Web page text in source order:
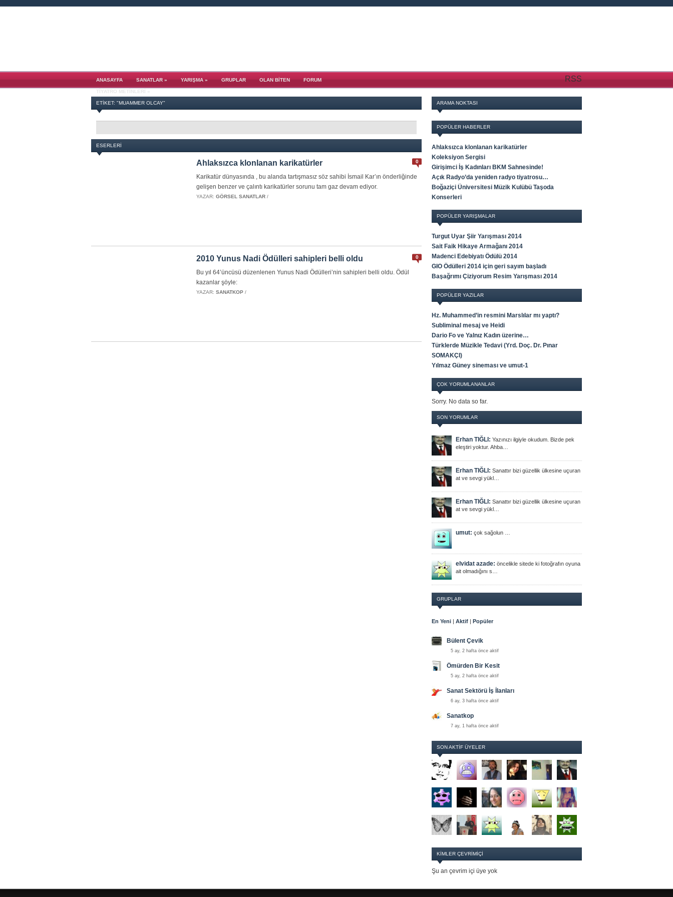
ANASAYFA SANATLAR» YARIŞMA» GRUPLAR OLAN BITEN FORUM
TIYATRO METINLERI »
RSS
ETIKET: "MUAMMER OLCAY"
ESERLERI
0
Ahlaksızca klonlanan karikatürler
Karikatür dünyasında , bu alanda tartışmasız söz sahibi İsmail Kar’ın önderliğinde
gelişen benzer ve çalıntı karikatürler sorunu tam gaz devam ediyor.
YAZAR: GÖRSEL SANATLAR /
0
2010 Yunus Nadi Ödülleri sahipleri belli oldu
Bu yıl 64’üncüsü düzenlenen Yunus Nadi Ödülleri’nin sahipleri belli oldu. Ödül
kazanlar şöyle:
YAZAR: SANATKOP /
ARAMA NOKTASI
POPÜLER HABERLER
Ahlaksızca klonlanan karikatürler
Koleksiyon Sergisi
Girişimci İş Kadınları BKM Sahnesinde!
Açık Radyo’da yeniden radyo tiyatrosu…
Boğaziçi Üniversitesi Müzik Kulübü Taşoda
Konserleri
POPÜLER YARIŞMALAR
Turgut Uyar Şiir Yarışması 2014
Sait Faik Hikaye Armağanı 2014
Madenci Edebiyatı Ödülü 2014
GIO Ödülleri 2014 için geri sayım başladı
Başağrımı Çiziyorum Resim Yarışması 2014
POPÜLER YAZILAR
Hz. Muhammed’in resmini Marslılar mı yaptı?
Subliminal mesaj ve Heidi
Dario Fo ve Yalnız Kadın üzerine…
Türklerde Müzikle Tedavi (Yrd. Doç. Dr. Pınar
SOMAKÇI)
Yılmaz Güney sineması ve umut-1
ÇOK YORUMLANANLAR
Sorry. No data so far.
SON YORUMLAR
Erhan TIĞLI: Yazınızı ilgiyle okudum. Bizde pek
eleştiri yoktur. Ahba…
Erhan TIĞLI: Sanattır bizi güzellik ülkesine uçuran
at ve sevgi yükl…
Erhan TIĞLI: Sanattır bizi güzellik ülkesine uçuran
at ve sevgi yükl…
umut: çok sağolun …
elvidat azade: öncelikle sitede ki fotoğrafın oyuna
ait olmadığını s…
GRUPLAR
En Yeni | Aktif | Popüler
Bülent Çevik
5 ay, 2 hafta önce aktif
Ömürden Bir Kesit
5 ay, 2 hafta önce aktif
Sanat Sektörü İş İlanları
6 ay, 3 hafta önce aktif
Sanatkop
7 ay, 1 hafta önce aktif
SON AKTIF ÜYELER
KIMLER ÇEVRIMIÇI
Şu an çevrim içi üye yok